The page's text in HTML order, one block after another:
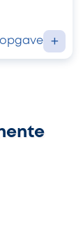
opgave +